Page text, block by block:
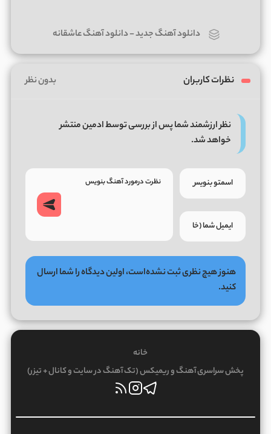
دانلود آهنگ جدید-دانلود آهنگ عاشقانه
نظرات کاربران بدون نظر
نظر ارزشمند شما پس از بررسی توسط ادمین منتشر
خواهد شد.
هنوز هیچ نظری ثبت نشده‌است، اولین دیدگاه را شما ارسال
کنید.
خانه
پخش سراسری آهنگ و ریمیکس (تک آهنگ در سایت و کانال + تیزر)